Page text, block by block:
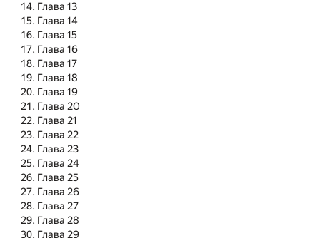
Глава 13
Глава 14
Глава 15
Глава 16
Глава 17
Глава 18
Глава 19
Глава 20
Глава 21
Глава 22
Глава 23
Глава 24
Глава 25
Глава 26
Глава 27
Глава 28
Глава 29